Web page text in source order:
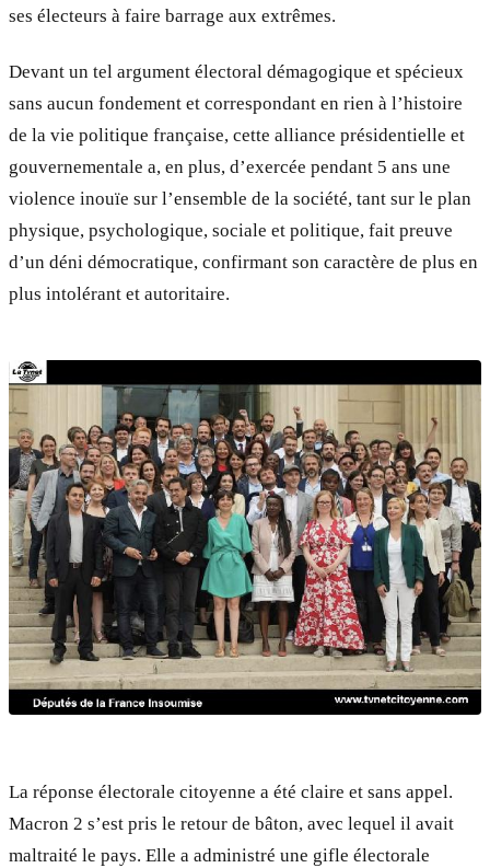
ses électeurs à faire barrage aux extrêmes.
Devant un tel argument électoral démagogique et spécieux
sans aucun fondement et correspondant en rien à l’histoire
de la vie politique française, cette alliance présidentielle et
gouvernementale a, en plus, d’exercée pendant 5 ans une
violence inouïe sur l’ensemble de la société, tant sur le plan
physique, psychologique, sociale et politique, fait preuve
d’un déni démocratique, confirmant son caractère de plus en
plus intolérant et autoritaire.
La réponse électorale citoyenne a été claire et sans appel.
Macron 2 s’est pris le retour de bâton, avec lequel il avait
maltraité le pays. Elle a administré une gifle électorale